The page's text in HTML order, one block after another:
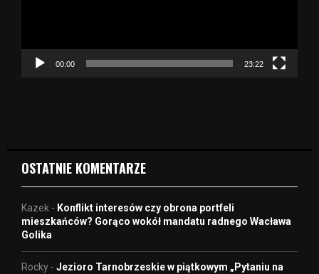
c
00:00 23:22
OSTATNIE KOMENTARZE
Kazek - Konflikt interesów czy obrona portfeli
mieszkańców? Gorąco wokół mandatu radnego Wacława
Golika
Rocky - Jezioro Tarnobrzeskie w piątkowym „Pytaniu na